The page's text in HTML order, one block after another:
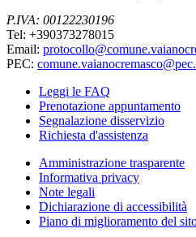
P.IVA: 00122230196
Tel: +390373278015
Email:
PEC:
Leggi le FAQ
Prenotazione appuntamento
Segnalazione disservizio
Richiesta d'assistenza
Amministrazione trasparente
Informativa privacy
Note legali
Dichiarazione di accessibilità
Piano di miglioramento del